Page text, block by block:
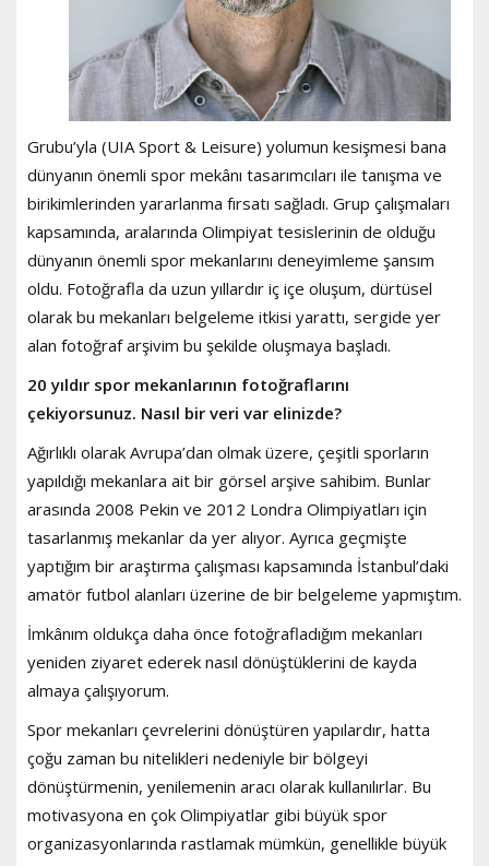
Grubu’yla (UIA Sport & Leisure) yolumun kesişmesi bana
dünyanın önemli spor mekânı tasarımcıları ile tanışma ve
birikimlerinden yararlanma fırsatı sağladı. Grup çalışmaları
kapsamında, aralarında Olimpiyat tesislerinin de olduğu
dünyanın önemli spor mekanlarını deneyimleme şansım
oldu. Fotoğrafla da uzun yıllardır iç içe oluşum, dürtüsel
olarak bu mekanları belgeleme itkisi yarattı, sergide yer
alan fotoğraf arşivim bu şekilde oluşmaya başladı.
20 yıldır spor mekanlarının fotoğraflarını
çekiyorsunuz. Nasıl bir veri var elinizde?
Ağırlıklı olarak Avrupa’dan olmak üzere, çeşitli sporların
yapıldığı mekanlara ait bir görsel arşive sahibim. Bunlar
arasında 2008 Pekin ve 2012 Londra Olimpiyatları için
tasarlanmış mekanlar da yer alıyor. Ayrıca geçmişte
yaptığım bir araştırma çalışması kapsamında İstanbul’daki
amatör futbol alanları üzerine de bir belgeleme yapmıştım.
İmkânım oldukça daha önce fotoğrafladığım mekanları
yeniden ziyaret ederek nasıl dönüştüklerini de kayda
almaya çalışıyorum.
Spor mekanları çevrelerini dönüştüren yapılardır, hatta
çoğu zaman bu nitelikleri nedeniyle bir bölgeyi
dönüştürmenin, yenilemenin aracı olarak kullanılırlar. Bu
motivasyona en çok Olimpiyatlar gibi büyük spor
organizasyonlarında rastlamak mümkün, genellikle büyük